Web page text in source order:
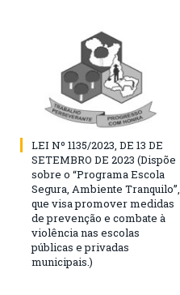
LEI Nº 1135/2023, DE 13 DE
SETEMBRO DE 2023 (Dispõe
sobre o “Programa Escola
Segura, Ambiente Tranquilo”,
que visa promover medidas
de prevenção e combate à
violência nas escolas
públicas e privadas
municipais.)